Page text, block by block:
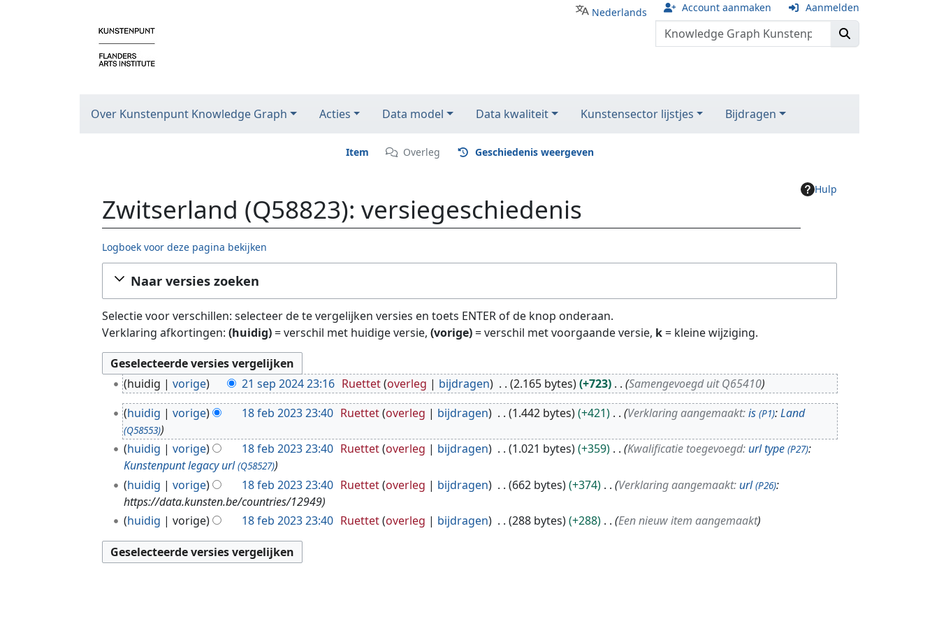
Nederlands Account aanmaken Aanmelden
Over Kunstenpunt Knowledge Graph Acties Data model Data kwaliteit Kunstensector lijstjes Bijdragen
Item Overleg Geschiedenis weergeven
Hulp
Zwitserland (Q58823): versiegeschiedenis
Logboek voor deze pagina bekijken
Ga naar:navigatie,zoeken
Naar versies zoeken
Selectie voor verschillen: selecteer de te vergelijken versies en toets ENTER of de knop onderaan.
Verklaring afkortingen: (huidig)= verschil met huidige versie, (vorige)= verschil met voorgaande versie, k= kleine wijziging.
huidig vorige 21 sep 2024 23:16 Ruettet overleg bijdragen 2.165 bytes +723 Samengevoegd uit Q65410
3
huidig vorige 18 feb 2023 23:40 Ruettet overleg bijdragen 1.442 bytes +421 Verklaring aangemaakt:is (P1):Land
(Q58553)
huidig vorige 18 feb 2023 23:40 Ruettet overleg bijdragen 1.021 bytes +359 Kwalificatie toegevoegd: url type (P27):
Kunstenpunt legacy url (Q58527)
huidig vorige 18 feb 2023 23:40 Ruettet overleg bijdragen 662 bytes +374 Verklaring aangemaakt: url (P26):
https://data.kunsten.be/countries/12949
huidig
vorige 18 feb 2023 23:40 Ruettet overleg bijdragen 288 bytes +288 Een nieuw item aangemaakt